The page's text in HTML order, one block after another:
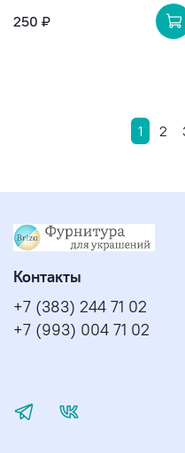
250 ₽
1 2
Контакты
+7 (383) 244 71 02
+7 (993) 004 71 02